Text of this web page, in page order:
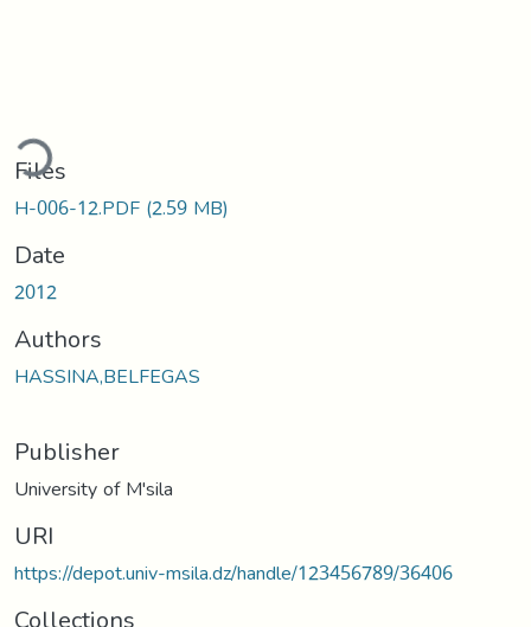
Files
H-006-12.PDF(2.59 MB)
Date
2012
Authors
HASSINA,BELFEGAS
Publisher
University of M'sila
URI
https://depot.univ-msila.dz/handle/123456789/36406